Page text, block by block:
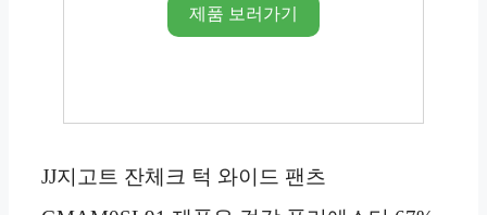
제품 보러가기
JJ지고트 잔체크 턱 와이드 팬츠